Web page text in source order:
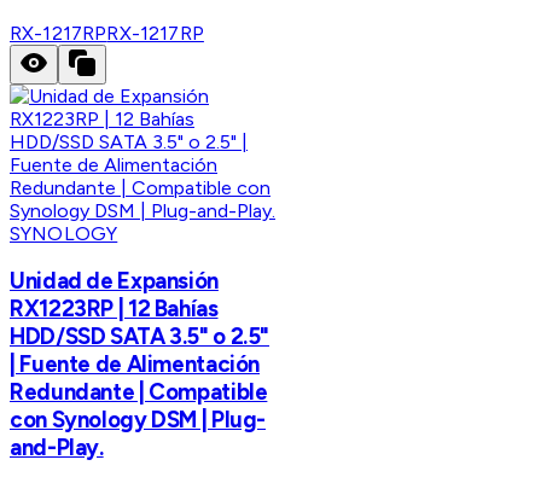
RX-1217RPRX-1217RP
SYNOLOGY
Unidad de Expansión
RX1223RP | 12 Bahías
HDD/SSD SATA 3.5" o 2.5"
| Fuente de Alimentación
Redundante | Compatible
con Synology DSM | Plug-
and-Play.